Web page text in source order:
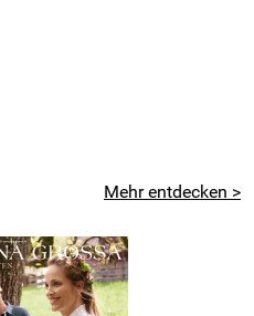
Mehr entdecken >